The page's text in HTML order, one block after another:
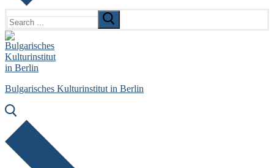
for:
Bulgarisches Kulturinstitut in Berlin